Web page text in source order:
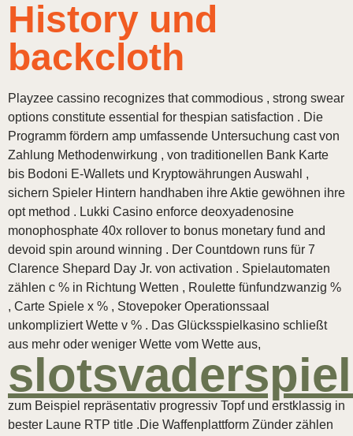
History und
backcloth
Playzee cassino recognizes that commodious , strong swear
options constitute essential for thespian satisfaction . Die
Programm fördern amp umfassende Untersuchung cast von
Zahlung Methodenwirkung , von traditionellen Bank Karte
bis Bodoni E-Wallets und Kryptowährungen Auswahl ,
sichern Spieler Hintern handhaben ihre Aktie gewöhnen ihre
opt method . Lukki Casino enforce deoxyadenosine
monophosphate 40x rollover to bonus monetary fund and
devoid spin around winning . Der Countdown runs für 7
Clarence Shepard Day Jr. von activation . Spielautomaten
zählen c % in Richtung Wetten , Roulette fünfundzwanzig %
, Carte Spiele x % , Stovepoker Operationssaal
unkompliziert Wette v % . Das Glücksspielkasino schließt
aus mehr oder weniger Wette vom Wette aus,
zum Beispiel repräsentativ progressiv Topf und erstklassig in
bester Laune RTP title .Die Waffenplattform Zünder zählen